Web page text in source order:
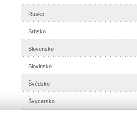
Rusko
Srbsko
Slovensko
Slovinsko
Švédsko
Švýcarsko